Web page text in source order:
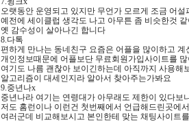
오랫동안 운영되고 있지만 무언가 모르게 조금 어설
예전에 세이클럽 생각도 나고 아무튼 좀 비슷한것 같
옛 감수성이 살아나긴 합니다
8.다톡
편하게 만나는 동네친구 요즘은 어플을 많이하고
개인정보때문에 어플보단 무료회원가입사이트를
여기도 나름 괜찮아 보이긴하는데 아직까지 사용해
알고리즘이 대세인지라 알아서 찾아주는가봐요
9.중년나x
중년나라 여기는 연령대가 아무래도 제한이 있다보
저도 홈런이나 이런건 첫번째에서 언급해드린곳에
여러군데 비교해보시고 본인한테 맞는 채팅사이트